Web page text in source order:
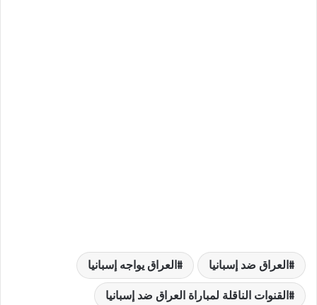
العراق ضد إسبانيا العراق يواجه إسبانيا
القنوات الناقلة لمباراة العراق ضد إسبانيا